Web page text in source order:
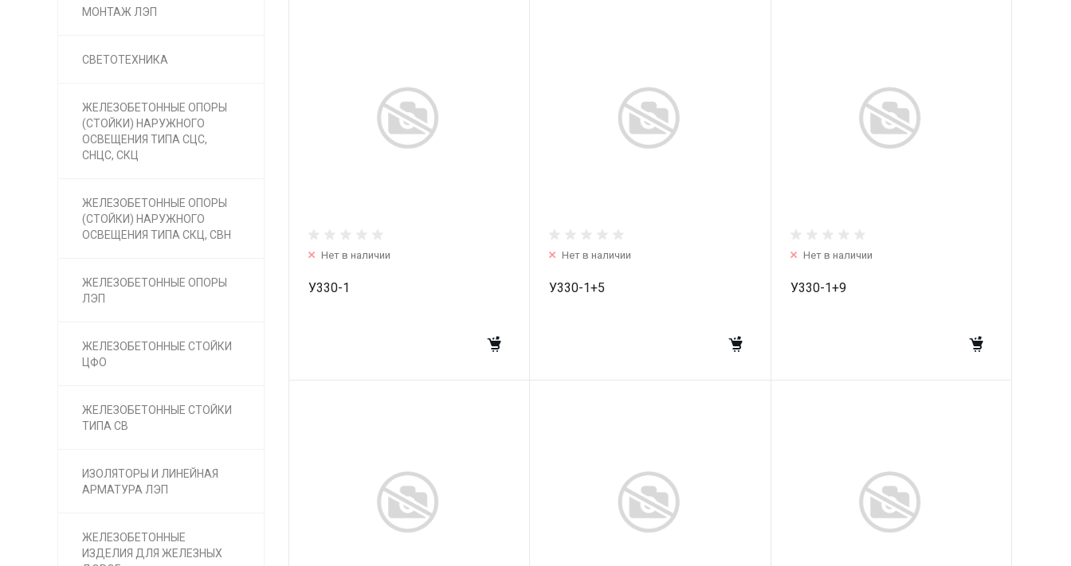
МОНТАЖ ЛЭП
СВЕТОТЕХНИКА
ЖЕЛЕЗОБЕТОННЫЕ ОПОРЫ
(СТОЙКИ) НАРУЖНОГО
ОСВЕЩЕНИЯ ТИПА СЦС,
СНЦС, СКЦ
ЖЕЛЕЗОБЕТОННЫЕ ОПОРЫ
(СТОЙКИ) НАРУЖНОГО
ОСВЕЩЕНИЯ ТИПА СКЦ, СВН
ЖЕЛЕЗОБЕТОННЫЕ ОПОРЫ
ЛЭП
ЖЕЛЕЗОБЕТОННЫЕ СТОЙКИ
ЦФО
ЖЕЛЕЗОБЕТОННЫЕ СТОЙКИ
ТИПА СВ
ИЗОЛЯТОРЫ И ЛИНЕЙНАЯ
АРМАТУРА ЛЭП
ЖЕЛЕЗОБЕТОННЫЕ
ИЗДЕЛИЯ ДЛЯ ЖЕЛЕЗНЫХ
Нет в наличии
У330-1
Нет в наличии
У330-1+5
Нет в наличии
У330-1+9